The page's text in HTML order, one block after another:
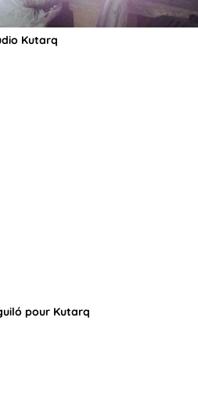
Kutarq
pour Kutarq